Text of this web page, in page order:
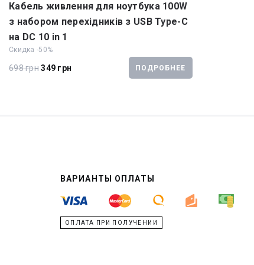
Кабель живлення для ноутбука 100W
з набором перехідників з USB Type-C
на DC 10 in 1
Скидка -50%
698 грн 349 грн ПОДРОБНЕЕ
ВАРИАНТЫ ОПЛАТЫ
ОПЛАТА ПРИ ПОЛУЧЕНИИ